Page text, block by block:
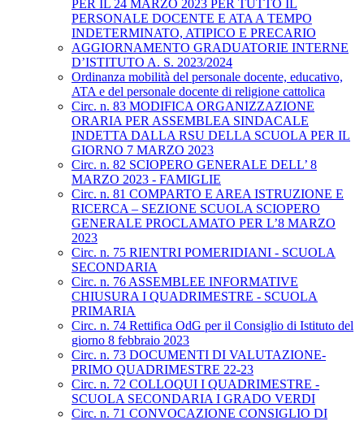
PER IL 24 MARZO 2023 PER TUTTO IL
PERSONALE DOCENTE E ATA A TEMPO
INDETERMINATO, ATIPICO E PRECARIO
AGGIORNAMENTO GRADUATORIE INTERNE
D’ISTITUTO A. S. 2023/2024
Ordinanza mobilità del personale docente, educativo,
ATA e del personale docente di religione cattolica
Circ. n. 83 MODIFICA ORGANIZZAZIONE
ORARIA PER ASSEMBLEA SINDACALE
INDETTA DALLA RSU DELLA SCUOLA PER IL
GIORNO 7 MARZO 2023
Circ. n. 82 SCIOPERO GENERALE DELL’ 8
MARZO 2023 - FAMIGLIE
Circ. n. 81 COMPARTO E AREA ISTRUZIONE E
RICERCA – SEZIONE SCUOLA SCIOPERO
GENERALE PROCLAMATO PER L’8 MARZO
2023
Circ. n. 75 RIENTRI POMERIDIANI - SCUOLA
SECONDARIA
Circ. n. 76 ASSEMBLEE INFORMATIVE
CHIUSURA I QUADRIMESTRE - SCUOLA
PRIMARIA
Circ. n. 74 Rettifica OdG per il Consiglio di Istituto del
giorno 8 febbraio 2023
Circ. n. 73 DOCUMENTI DI VALUTAZIONE-
PRIMO QUADRIMESTRE 22-23
Circ. n. 72 COLLOQUI I QUADRIMESTRE -
SCUOLA SECONDARIA I GRADO VERDI
Circ. n. 71 CONVOCAZIONE CONSIGLIO DI